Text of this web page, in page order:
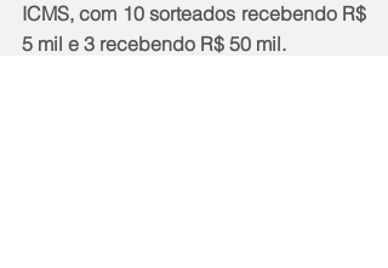
ICMS, com 10 sorteados recebendo R$
5 mil e 3 recebendo R$ 50 mil.